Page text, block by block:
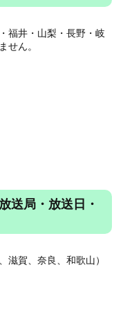
福井・山梨・長野・岐
せん。
送局・放送日・
滋賀、奈良、和歌山）